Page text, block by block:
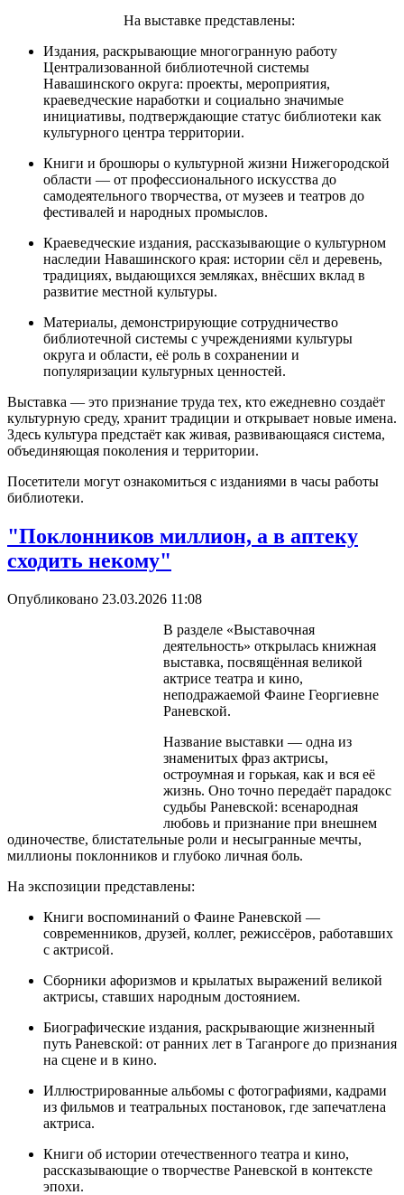
На выставке представлены:
Издания, раскрывающие многогранную работу
Централизованной библиотечной системы
Навашинского округа: проекты, мероприятия,
краеведческие наработки и социально значимые
инициативы, подтверждающие статус библиотеки как
культурного центра территории.
Книги и брошюры о культурной жизни Нижегородской
области — от профессионального искусства до
самодеятельного творчества, от музеев и театров до
фестивалей и народных промыслов.
Краеведческие издания, рассказывающие о культурном
наследии Навашинского края: истории сёл и деревень,
традициях, выдающихся земляках, внёсших вклад в
развитие местной культуры.
Материалы, демонстрирующие сотрудничество
библиотечной системы с учреждениями культуры
округа и области, её роль в сохранении и
популяризации культурных ценностей.
Выставка — это признание труда тех, кто ежедневно создаёт
культурную среду, хранит традиции и открывает новые имена.
Здесь культура предстаёт как живая, развивающаяся система,
объединяющая поколения и территории.
Посетители могут ознакомиться с изданиями в часы работы
библиотеки.
"Поклонников миллион, а в аптеку
сходить некому"
Опубликовано 23.03.2026 11:08
В разделе «Выставочная
деятельность» открылась книжная
выставка, посвящённая великой
актрисе театра и кино,
неподражаемой Фаине Георгиевне
Раневской.
Название выставки — одна из
знаменитых фраз актрисы,
остроумная и горькая, как и вся её
жизнь. Оно точно передаёт парадокс
судьбы Раневской: всенародная
любовь и признание при внешнем
одиночестве, блистательные роли и несыгранные мечты,
миллионы поклонников и глубоко личная боль.
На экспозиции представлены:
Книги воспоминаний о Фаине Раневской —
современников, друзей, коллег, режиссёров, работавших
с актрисой.
Сборники афоризмов и крылатых выражений великой
актрисы, ставших народным достоянием.
Биографические издания, раскрывающие жизненный
путь Раневской: от ранних лет в Таганроге до признания
на сцене и в кино.
Иллюстрированные альбомы с фотографиями, кадрами
из фильмов и театральных постановок, где запечатлена
актриса.
Книги об истории отечественного театра и кино,
рассказывающие о творчестве Раневской в контексте
эпохи.